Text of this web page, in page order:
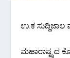
ಉ.ಕ‌ ಸುದ್ದಿಜಾಲ‌
ಮಹಾರಾಷ್ಟ್ರದ